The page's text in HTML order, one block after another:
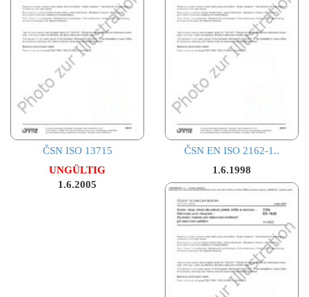
ČSN ISO 13715
UNGÜLTIG
1.6.2005
ČSN EN ISO 2162-1..
1.6.1998